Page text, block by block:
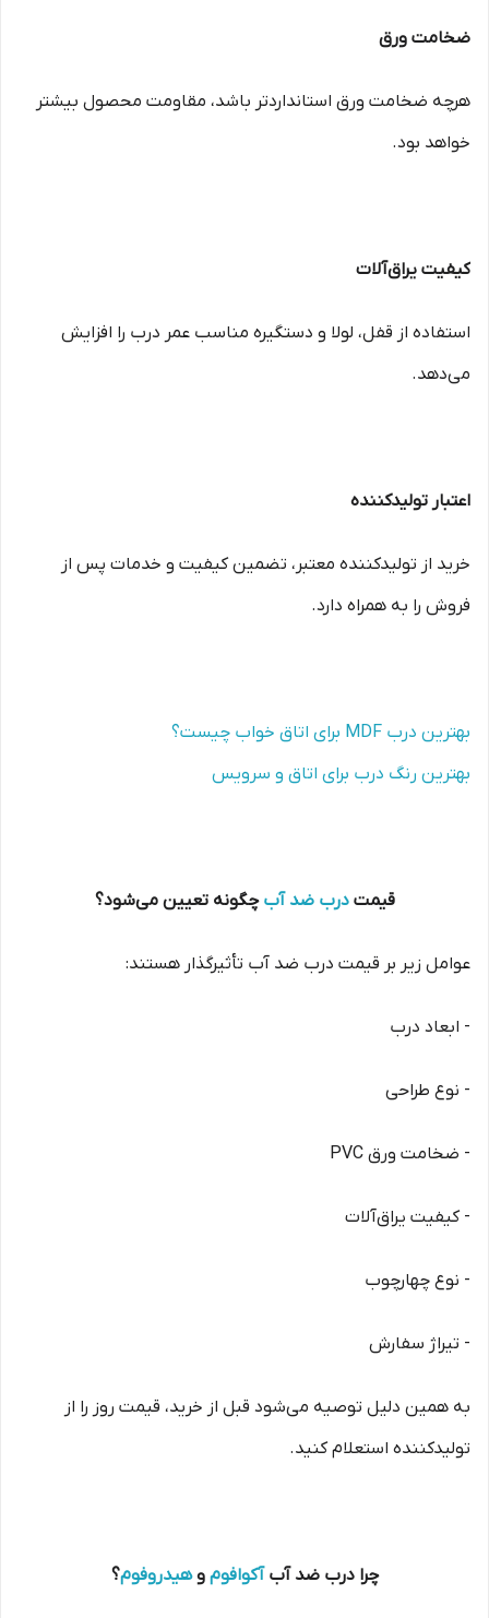
ضخامت ورق
هرچه ضخامت ورق استانداردتر باشد، مقاومت محصول بیشتر
خواهد بود.
کیفیت یراق‌آلات
استفاده از قفل، لولا و دستگیره مناسب عمر درب را افزایش
می‌دهد.
اعتبار تولیدکننده
خرید از تولیدکننده معتبر، تضمین کیفیت و خدمات پس از
فروش را به همراه دارد.
بهترین درب MDF برای اتاق خواب چیست؟
بهترین رنگ درب برای اتاق و سرویس
قیمتدرب ضد آب چگونه تعیین می‌شود؟
عوامل زیر بر قیمت درب ضد آب تأثیرگذار هستند:
- ابعاد درب
- نوع طراحی
- ضخامت ورق PVC
- کیفیت یراق‌آلات
- نوع چهارچوب
- تیراژ سفارش
به همین دلیل توصیه می‌شود قبل از خرید، قیمت روز را از
تولیدکننده استعلام کنید.
چرا درب ضد آبآکوافوم وهیدروفوم؟